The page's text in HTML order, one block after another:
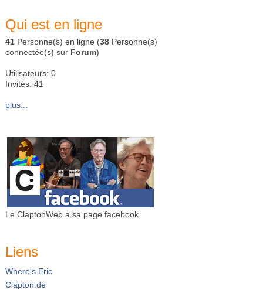
Qui est en ligne
41 Personne(s) en ligne (38 Personne(s)
connectée(s) sur Forum)
Utilisateurs: 0
Invités: 41
plus...
Le ClaptonWeb a sa page facebook
Liens
Where's Eric
Clapton.de